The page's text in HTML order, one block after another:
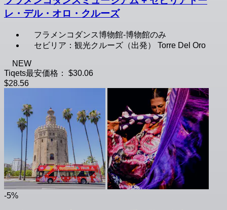
レ・デル・オロ・クルーズ
フラメンコダンス博物館-博物館のみ
セビリア：観光クルーズ（出発） Torre Del Oro
NEW
Tiqets最安価格：
$30.06
$28.56
-5%